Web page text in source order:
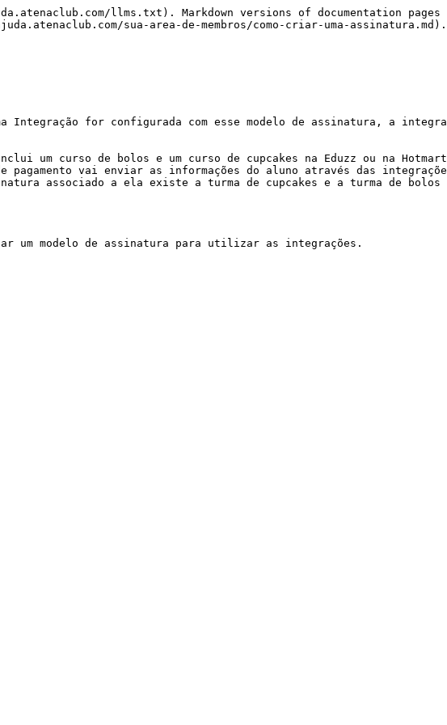
llms.txt). Markdown versions of documentation pages
sua-area-de-membros/como-criar-uma-assinatura.md).
Integração for configurada com esse modelo de assinatura, a
um curso de bolos e um curso de cupcakes na Eduzz ou na
vai enviar as informações do aluno através das
associado a ela existe a turma de cupcakes e a turma de
um modelo de assinatura para utilizar as integrações.